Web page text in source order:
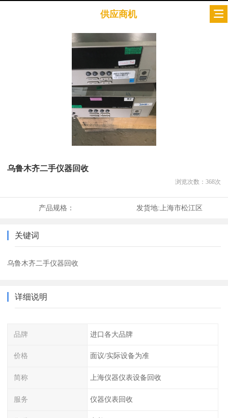
供应商机
乌鲁木齐二手仪器回收
浏览次数： 368次
产品规格： 发货地:上海市松江区
关键词
乌鲁木齐二手仪器回收
详细说明
品牌 进口各大品牌
价格 面议/实际设备为准
简称 上海仪器仪表设备回收
服务 仪器仪表回收